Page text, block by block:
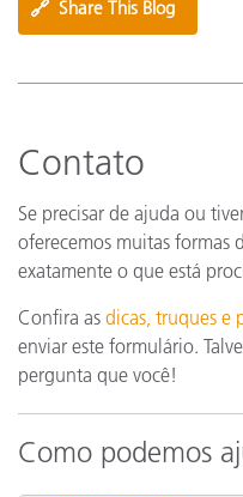
🔗 Share This Blog
Contato
Se precisar de ajuda ou
oferecemos muitas formas
exatamente o que está
Confira as dicas, truques e
enviar este formulário.
pergunta que você!
Como podemos